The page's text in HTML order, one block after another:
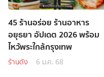
45 ร้านอร่อย ร้านอาหาร
อยุธยา อัปเดต 2026 พร้อม
ไหว้พระใกล้กรุงเทพ
ร้านดัง 6 ม.ค. 68